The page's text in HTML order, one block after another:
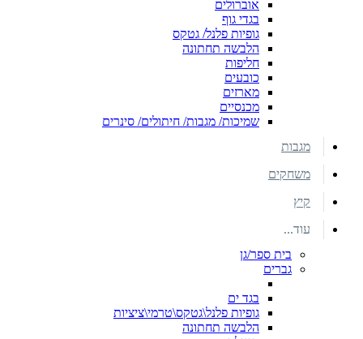
אוברולים
בגדי גוף
גופיות פלנל/ גטקס
הלבשה תחתונה
חליפות
כובעים
מארזים
מכנסיים
שמיכות/ מגבות/ חיתולים/ סינרים
מגבות
משחקים
קיץ
עוד...
בית ספר/גן
גברים
בגד ים
גופיות פלנל\גטקס\טרמי\ציציות
הלבשה תחתונה